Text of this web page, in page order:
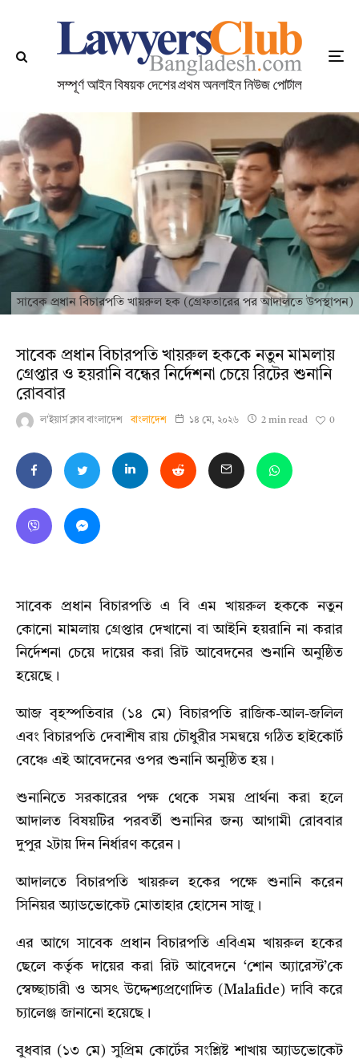
সাবেক প্রধান বিচারপতি খায়রুল হক (গ্রেফতারের পর আদালতে উপস্থাপন)
সাবেক প্রধান বিচারপতি খায়রুল হককে নতুন মামলায়
গ্রেপ্তার ও হয়রানি বন্ধের নির্দেশনা চেয়ে রিটের শুনানি
রোববার
ল'ইয়ার্স ক্লাব বাংলাদেশ বাংলাদেশ ১৪ মে, ২০২৬ 2 min read 0
সাবেক প্রধান বিচারপতি এ বি এম খায়রুল হককে নতুন
কোনো মামলায় গ্রেপ্তার দেখানো বা আইনি হয়রানি না করার
নির্দেশনা চেয়ে দায়ের করা রিট আবেদনের শুনানি অনুষ্ঠিত
হয়েছে।
আজ বৃহস্পতিবার (১৪ মে) বিচারপতি রাজিক-আল-জলিল
এবং বিচারপতি দেবাশীষ রায় চৌধুরীর সমন্বয়ে গঠিত হাইকোর্ট
বেঞ্চে এই আবেদনের ওপর শুনানি অনুষ্ঠিত হয়।
শুনানিতে সরকারের পক্ষ থেকে সময় প্রার্থনা করা হলে
আদালত বিষয়টির পরবর্তী শুনানির জন্য আগামী রোববার
দুপুর ২টায় দিন নির্ধারণ করেন।
আদালতে বিচারপতি খায়রুল হকের পক্ষে শুনানি করেন
সিনিয়র অ্যাডভোকেট মোতাহার হোসেন সাজু।
এর আগে সাবেক প্রধান বিচারপতি এবিএম খায়রুল হকের
ছেলে কর্তৃক দায়ের করা রিট আবেদনে ‘শোন অ্যারেস্ট’কে
স্বেচ্ছাচারী ও অসৎ উদ্দেশ্যপ্রণোদিত (Malafide) দাবি করে
চ্যালেঞ্জ জানানো হয়েছে।
বুধবার (১৩ মে) সুপ্রিম কোর্টের সংশ্লিষ্ট শাখায় অ্যাডভোকেট